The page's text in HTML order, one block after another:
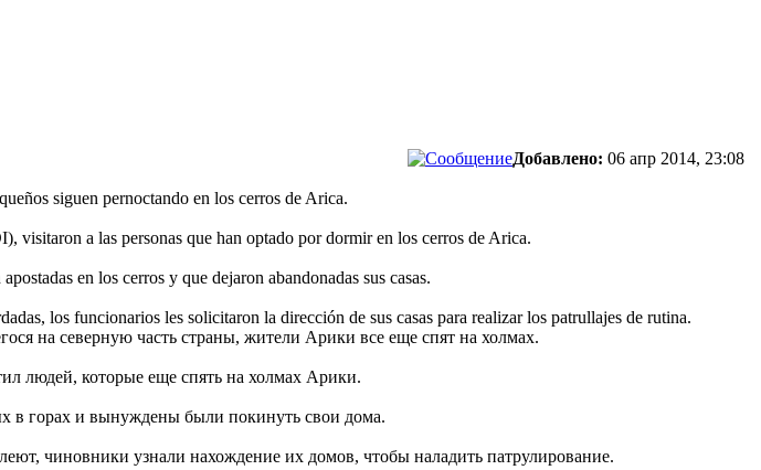
Добавлено: 06 апр 2014, 23:08
siguen pernoctando en los cerros de Arica.
visitaron a las personas que han optado por dormir en los cerros de Arica.
en los cerros y que dejaron abandonadas sus casas.
los funcionarios les solicitaron la dirección de sus casas para realizar los patrullajes de rutina.
на северную часть страны, жители Арики все еще спят на холмах.
людей, которые еще спять на холмах Арики.
в горах и вынуждены были покинуть свои дома.
чиновники узнали нахождение их домов, чтобы наладить патрулирование.